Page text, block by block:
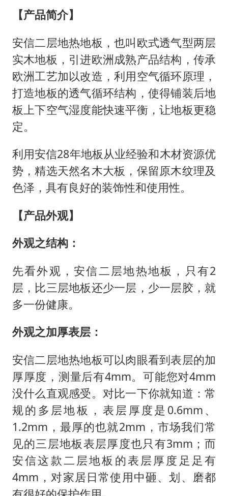
【产品简介】
安信二层地热地板，也叫欧式透气型两层
实木地板，引进欧洲成熟产品结构，传承
欧洲工艺加以改造，利用空气循环原理，
打造地板的透气循环结构，使得铺装后地
板上下空气湿度能快速平衡，让地板更稳
定。
利用安信28年地板从业经验和木材资源优
势，精选天然名木大板，保留原木纹理及
色泽，具有良好的装饰性和使用性。
【产品外观】
外观之结构：
先看外观，安信二层地热地板，只有2
层，比三层地板还少一层，少一层胶，就
多一份健康。
外观之加厚表层：
安信二层地热地板可以肉眼看到表层的加
厚厚度，测量后有4mm。可能您对4mm
没什么直观感受。对比一下你就知道：常
规的多层地板，表层厚度是0.6mm、
1.2mm，最厚的也就2mm，市场我们常
见的三层地板表层厚度也只有3mm；而
安信这款二层地板的表层厚度足足有
4mm，对家居日常使用中砸、划、磨都